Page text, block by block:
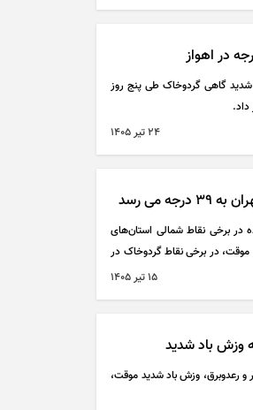
گاهی گردوخاک طی پنج روز
۲۴ تير ۱۴۰۵
می رسد
در برخی نقاط شمالی استان‌های
موقت، در برخی نقاط گردوخاک در
۱۵ تير ۱۴۰۵
وزش باد شدید
و رعدوبرق، وزش باد شدید موقت،